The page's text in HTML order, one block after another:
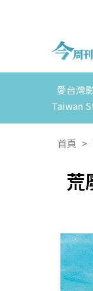
愛台灣
Taiwan
首頁 >
荒